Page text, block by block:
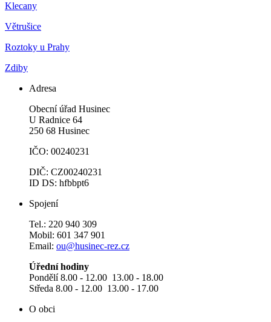
Klecany
Větrušice
Roztoky u Prahy
Zdiby
Adresa
Obecní úřad Husinec
U Radnice 64
250 68 Husinec
IČO: 00240231
DIČ: CZ00240231
ID DS: hfbbpt6
Spojení
Tel.: 220 940 309
Mobil: 601 347 901
Email: ou@husinec-rez.cz
Úřední hodiny
Pondělí 8.00 - 12.00 13.00 - 18.00
Středa 8.00 - 12.00 13.00 - 17.00
O obci